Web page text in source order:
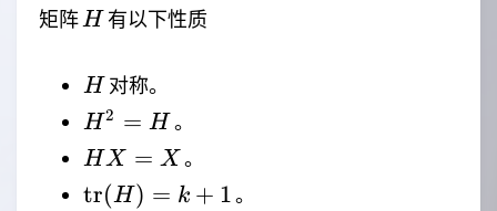
矩阵 H
H有以下性质
H
H对称。
H^2=H
H2 = H。
HX=X
HX = X 。
\mathrm{tr}
tr(H) = k + 1。